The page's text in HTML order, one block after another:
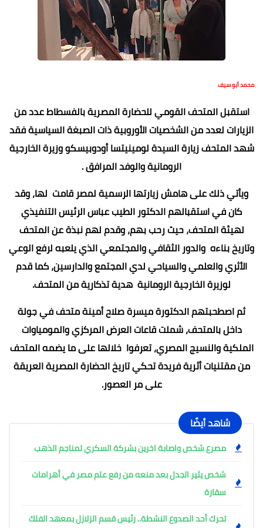
محمد أبو سيف
استقبل المتحف القومي للحضارة المصرية بالفسطاط عدد من
الزيارات لعدد من الشخصيات الأوروبية ذات الصبغة السياسية فقد
شهد المتحف زيارة السيدة لومينيتسا أودوبيسكو وزيرة الخارجية
الرومانية والوفد المرافق .
ويأتي ذلك على هامش زيارتها الرسمية لمصر قامت لها، وقد
كان في استقبالهم الدكتور الطيب عباس الرئيس التنفيذي
لهيئة المتحف، حيث رحب بهم، وقدم لهم نبذة عن المتحف
وتاريخ بناءه والدور الثقافي والمجتمعي الذي يلعبه لرفع الوعي
الأثري والعلمي والسياحي لدي المجتمع والدارسين، كما قدم
لوزيرة الخارجية الرومانية هدية تذكارية من المتحف.
ثم اصطحبتهم الدكتورة ميسرة صلاح أمينة متحف في جولة
داخل بالمتحف، شملت قاعات العرض المركزي والمومياوات
الملكية والنسيج المصري، تعرفوا خلالها على ما يضمه المتحف
من مقتنيات أثرية فريدة تحكي تاريخ الحضارة المصرية العريقة
على مر العصور.
شاهد أيضًا
مصرع شخص واصابة اخرين بشركة السكري لمناجم الذهب
شخص يثير الجدل بعد منعه من رفع علم مصر في أهرامات
سقارة
تحرك أحد الصدوع النشطة.. رئيس قسم الزلازل بمعهد الفلك